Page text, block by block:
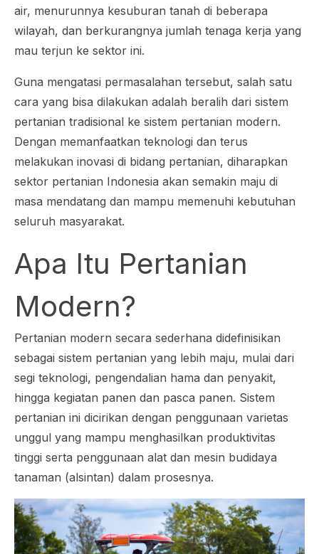
air, menurunnya kesuburan tanah di beberapa
wilayah, dan berkurangnya jumlah tenaga kerja yang
mau terjun ke sektor ini.
Guna mengatasi permasalahan tersebut, salah satu
cara yang bisa dilakukan adalah beralih dari sistem
pertanian tradisional ke sistem pertanian modern.
Dengan memanfaatkan teknologi dan terus
melakukan inovasi di bidang pertanian, diharapkan
sektor pertanian Indonesia akan semakin maju di
masa mendatang dan mampu memenuhi kebutuhan
seluruh masyarakat.
Apa Itu Pertanian
Modern?
Pertanian modern secara sederhana didefinisikan
sebagai sistem pertanian yang lebih maju, mulai dari
segi teknologi, pengendalian hama dan penyakit,
hingga kegiatan panen dan pasca panen. Sistem
pertanian ini dicirikan dengan penggunaan varietas
unggul yang mampu menghasilkan produktivitas
tinggi serta penggunaan alat dan mesin budidaya
tanaman (alsintan) dalam prosesnya.